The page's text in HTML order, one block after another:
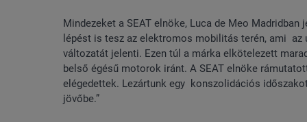
Mindezeket a SEAT elnöke, Luca de Meo
lépést is tesz az elektromos mobilitás terén, ami az
változatát jelenti. Ezen túl a márka elkötelezett
belső égésű motorok iránt. A SEAT elnöke
elégedettek. Lezártunk egy konszolidációs
jövőbe.”